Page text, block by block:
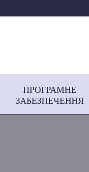
ПРОГРАМНЕ
ЗАБЕЗПЕЧЕННЯ